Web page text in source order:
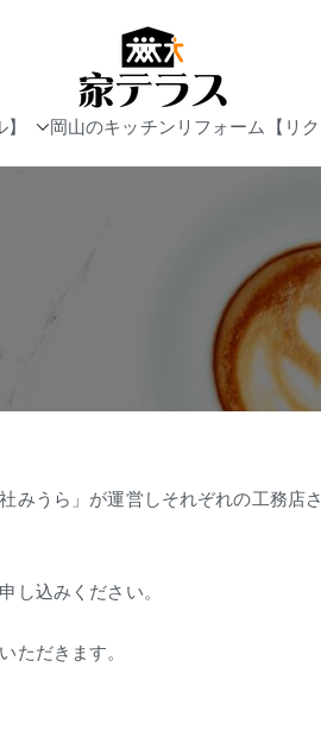
岡山
岡山のキッチンリフォーム【リク
みうら」が運営しそれぞれの工務店
し込みください。
ただきます。